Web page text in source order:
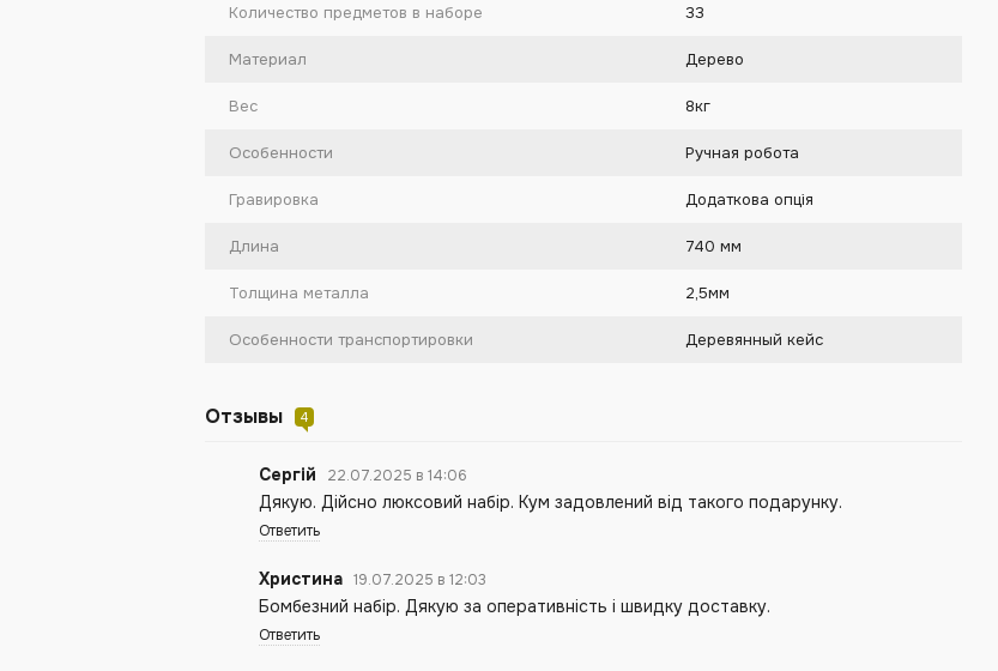
Количество предметов в наборе 33
Материал Дерево
Вес 8кг
Особенности Ручная робота
Гравировка Додаткова опція
Длина 740 мм
Толщина металла 2,5мм
Особенности транспортировки Деревянный кейс
Отзывы 4
Сергій 22.07.2025 в 14:06
Дякую. Дійсно люксовий набір. Кум задовлений від такого подарунку.
Ответить
Христина 19.07.2025 в 12:03
Бомбезний набір. Дякую за оперативність і швидку доставку.
Ответить